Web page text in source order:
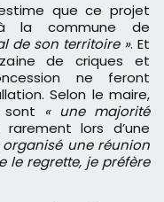
que ce projet
à la commune de
de son territoire ». Et
de criques et
ne feront
Selon le maire,
« une majorité
lors d’une
organisé une réunion
le regrette, je préfère